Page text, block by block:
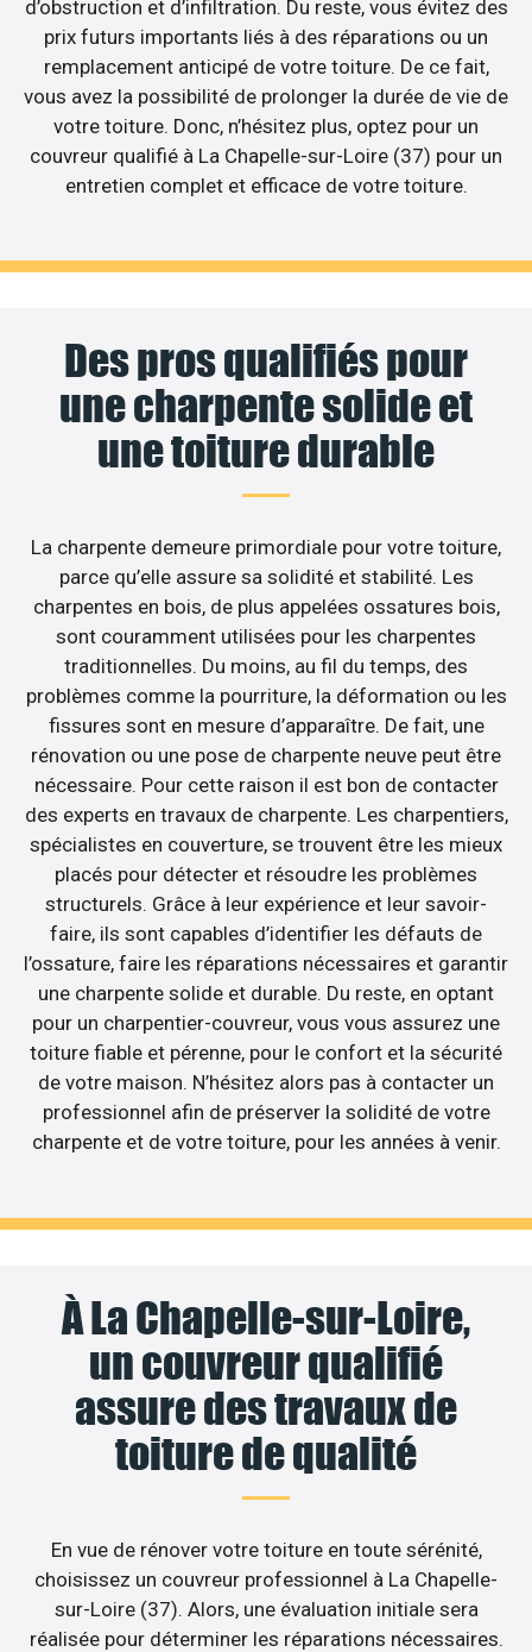
d’obstruction et d’infiltration. Du reste, vous évitez des
prix futurs importants liés à des réparations ou un
remplacement anticipé de votre toiture. De ce fait,
vous avez la possibilité de prolonger la durée de vie de
votre toiture. Donc, n’hésitez plus, optez pour un
couvreur qualifié à La Chapelle-sur-Loire (37) pour un
entretien complet et efficace de votre toiture.
Des pros qualifiés pour
une charpente solide et
une toiture durable
La charpente demeure primordiale pour votre toiture,
parce qu’elle assure sa solidité et stabilité. Les
charpentes en bois, de plus appelées ossatures bois,
sont couramment utilisées pour les charpentes
traditionnelles. Du moins, au fil du temps, des
problèmes comme la pourriture, la déformation ou les
fissures sont en mesure d’apparaître. De fait, une
rénovation ou une pose de charpente neuve peut être
nécessaire. Pour cette raison il est bon de contacter
des experts en travaux de charpente. Les charpentiers,
spécialistes en couverture, se trouvent être les mieux
placés pour détecter et résoudre les problèmes
structurels. Grâce à leur expérience et leur savoir-
faire, ils sont capables d’identifier les défauts de
l’ossature, faire les réparations nécessaires et garantir
une charpente solide et durable. Du reste, en optant
pour un charpentier-couvreur, vous vous assurez une
toiture fiable et pérenne, pour le confort et la sécurité
de votre maison. N’hésitez alors pas à contacter un
professionnel afin de préserver la solidité de votre
charpente et de votre toiture, pour les années à venir.
À La Chapelle-sur-Loire,
un couvreur qualifié
assure des travaux de
toiture de qualité
En vue de rénover votre toiture en toute sérénité,
choisissez un couvreur professionnel à La Chapelle-
sur-Loire (37). Alors, une évaluation initiale sera
réalisée pour déterminer les réparations nécessaires.